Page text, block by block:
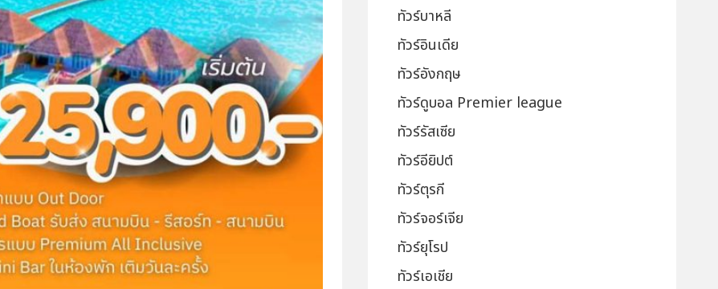
ทัวร์บาหลี
ทัวร์อินเดีย
ทัวร์อังกฤษ
ทัวร์ดูบอล Premier league
ทัวร์รัสเซีย
ทัวร์อียิปต์
ทัวร์ตุรกี
ทัวร์จอร์เจีย
ทัวร์ยุโรป
ทัวร์เอเชีย